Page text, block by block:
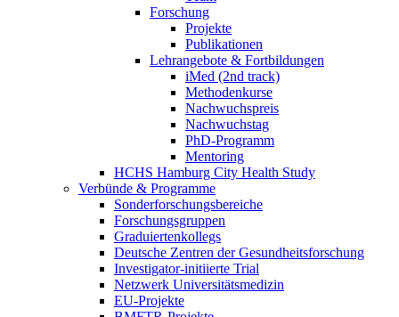
Forschung
Projekte
Publikationen
Lehrangebote & Fortbildungen
iMed (2nd track)
Methodenkurse
Nachwuchspreis
Nachwuchstag
PhD-Programm
Mentoring
HCHS Hamburg City Health Study
Verbünde & Programme
Sonderforschungsbereiche
Forschungsgruppen
Graduiertenkollegs
Deutsche Zentren der Gesundheitsforschung
Investigator-initiierte Trial
Netzwerk Universitätsmedizin
EU-Projekte